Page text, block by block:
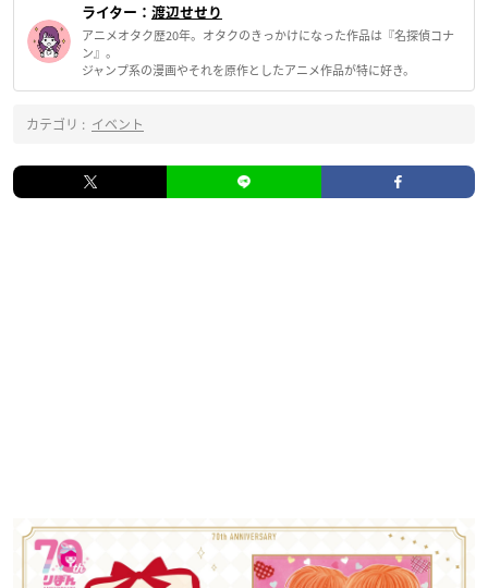
ライター： 渡辺せせり
アニメオタク歴20年。オタクのきっかけになった作品は『名探偵コナ
ン』。
ジャンプ系の漫画やそれを原作としたアニメ作品が特に好き。
カテゴリ : イベント